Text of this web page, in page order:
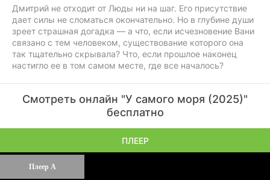
Дмитрий не отходит от Люды ни на шаг. Его присутствие
дает силы не сломаться окончательно. Но в глубине души
зреет страшная догадка — а что, если исчезновение Вани
связано с тем человеком, существование которого она
так тщательно скрывала? Что, если прошлое наконец
настигло ее в том самом месте, где все началось?
Смотреть онлайн "У самого моря (2025)"
бесплатно
ПЛЕЕР
Плеер А